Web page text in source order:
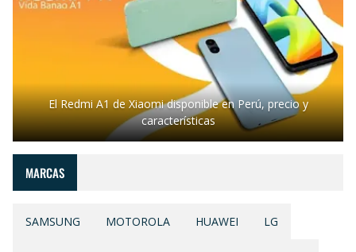
El Redmi A1 de Xiaomi disponible en Perú, precio y
características
MARCAS
SAMSUNG MOTOROLA HUAWEI LG